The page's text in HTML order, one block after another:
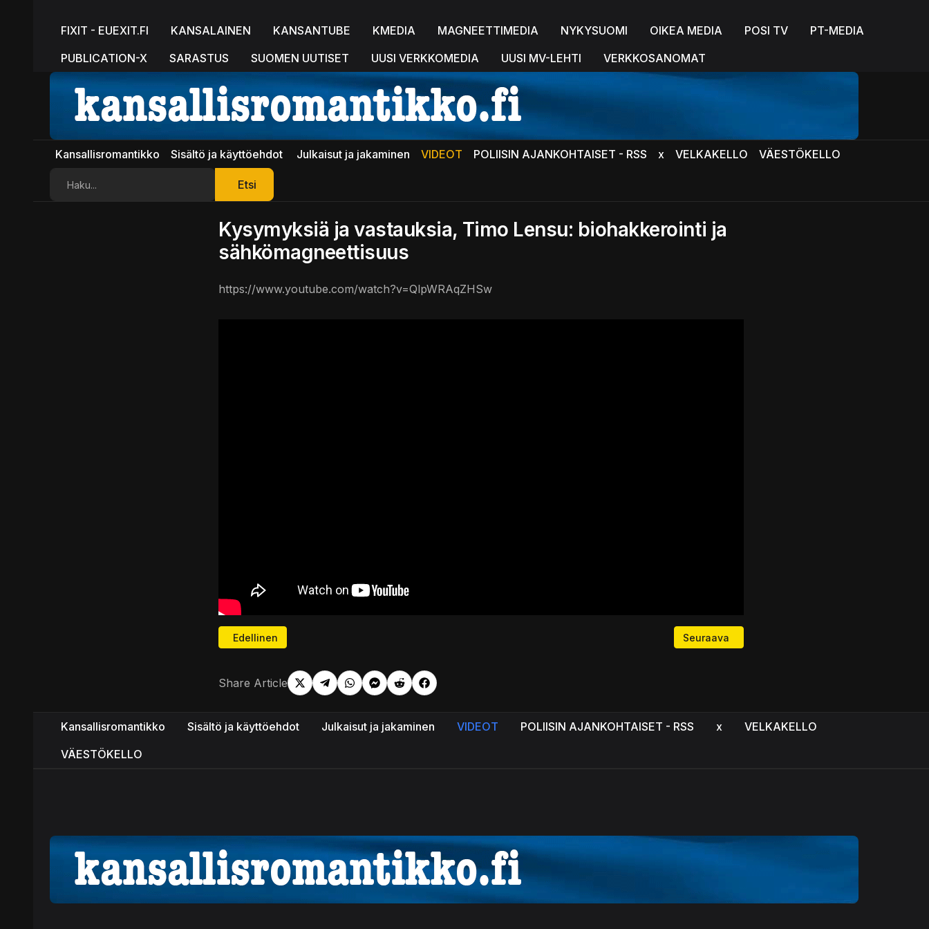
FIXIT - EUEXIT.FI KANSALAINEN KANSANTUBE KMEDIA MAGNEETTIMEDIA NYKYSUOMI OIKEA MEDIA POSI TV
PT-MEDIA
PUBLICATION-X
SARASTUS SUOMEN UUTISET UUSI VERKKOMEDIA UUSI MV-LEHTI VERKKOSANOMAT
Kansallisromantikko Sisältö ja käyttöehdot Julkaisut ja jakaminen VIDEOT POLIISIN AJANKOHTAISET - RSS x VELKAKELLO
VÄESTÖKELLO
Etsi
Kysymyksiä ja vastauksia, Timo Lensu: biohakkerointi ja
sähkömagneettisuus
https://www.youtube.com/watch?v=QlpWRAqZHSw
Edellinen artikkeli: Aamun uutiset #02 06 2026 Lyhyt versio
Edellinen Seuraava artikkeli: Hiljainen tekijä voi laukaista
Seuraava
Share Article
Kansallisromantikko Sisältö ja käyttöehdot Julkaisut ja jakaminen VIDEOT POLIISIN AJANKOHTAISET - RSS x
VELKAKELLO
VÄESTÖKELLO